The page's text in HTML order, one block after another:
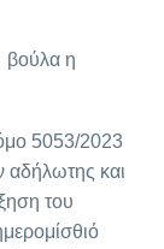
βούλα η
5053/2023
αδήλωτης και
του